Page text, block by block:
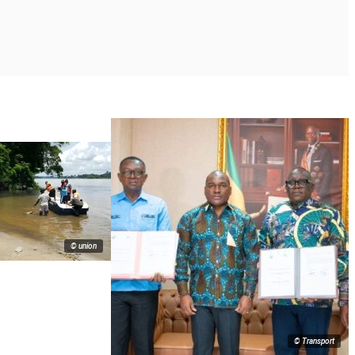
© Transport
© union